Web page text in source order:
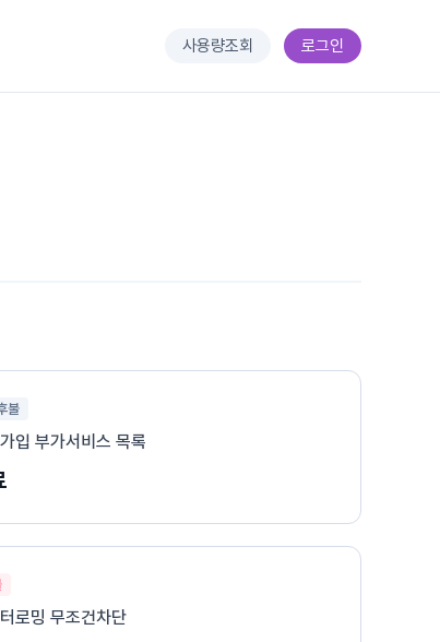
사용량조회 로그인
불
입 부가서비스 목록
로밍 무조건차단